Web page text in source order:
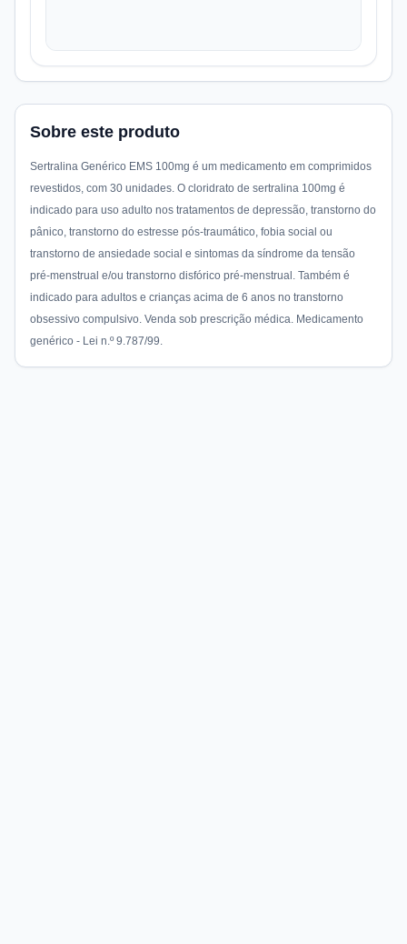
Sobre este produto
Sertralina Genérico EMS 100mg é um medicamento em comprimidos
revestidos, com 30 unidades. O cloridrato de sertralina 100mg é
indicado para uso adulto nos tratamentos de depressão, transtorno do
pânico, transtorno do estresse pós-traumático, fobia social ou
transtorno de ansiedade social e sintomas da síndrome da tensão
pré-menstrual e/ou transtorno disfórico pré-menstrual. Também é
indicado para adultos e crianças acima de 6 anos no transtorno
obsessivo compulsivo. Venda sob prescrição médica. Medicamento
genérico - Lei n.º 9.787/99.